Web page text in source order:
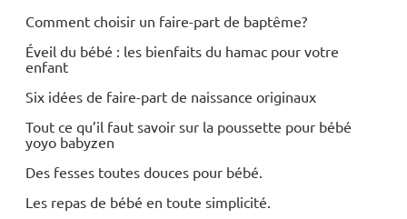
Comment choisir un faire-part de baptême?
Éveil du bébé : les bienfaits du hamac pour votre
enfant
Six idées de faire-part de naissance originaux
Tout ce qu’il faut savoir sur la poussette pour bébé
yoyo babyzen
Des fesses toutes douces pour bébé.
Les repas de bébé en toute simplicité.